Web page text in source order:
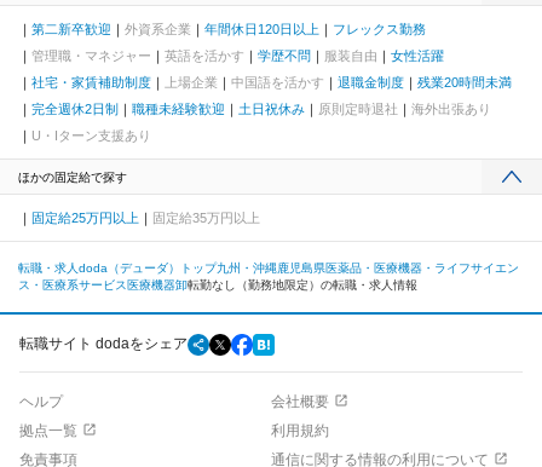
第二新卒歓迎 外資系企業 年間休日120日以上
フレックス勤務
管理職・マネジャー
英語を活かす 学歴不問 服装自由
女性活躍
社宅・家賃補助制度
上場企業 中国語を活かす 退職金制度
残業20時間未満
完全週休2日制
職種未経験歓迎 土日祝休み 原則定時退社
海外出張あり
U・Iターン支援あり
ほかの固定給で探す
固定給25万円以上 固定給35万円以上
転職・求人doda（デューダ）トップ九州・沖縄鹿児島県医薬品・医療機器・ライフサイエン
ス・医療系サービス 医療機器卸転勤なし（勤務地限定）の転職・求人情報
転職サイト dodaをシェア
ヘルプ
会社概要
拠点一覧
利用規約
免責事項
通信に関する情報の利用について